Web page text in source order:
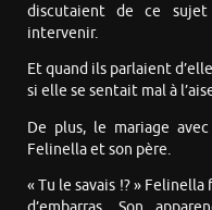
discutaient de ce
intervenir.
Et quand ils parlaient
si elle se sentait mal à
De plus, le mariage
Felinella et son père.
« Tu le savais !? »